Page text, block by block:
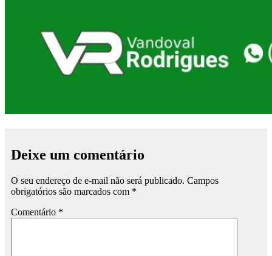
Deixe um comentário
O seu endereço de e-mail não será publicado. Campos
obrigatórios são marcados com *
Comentário *